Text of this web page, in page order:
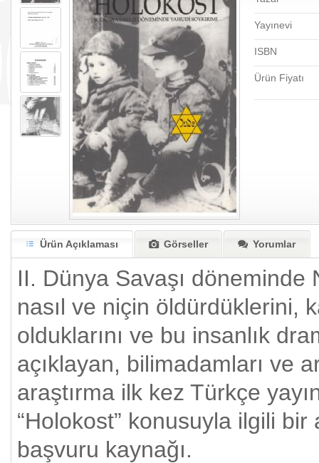
Yayınevi
ISBN
Ürün Fiyatı
Ürün Açıklaması Görseller Yorumlar
II. Dünya Savaşı döneminde
nasıl ve niçin öldürdüklerini,
olduklarını ve bu insanlık
açıklayan, bilimadamları ve
araştırma ilk kez Türkçe
“Holokost” konusuyla ilgili
başvuru kaynağı.